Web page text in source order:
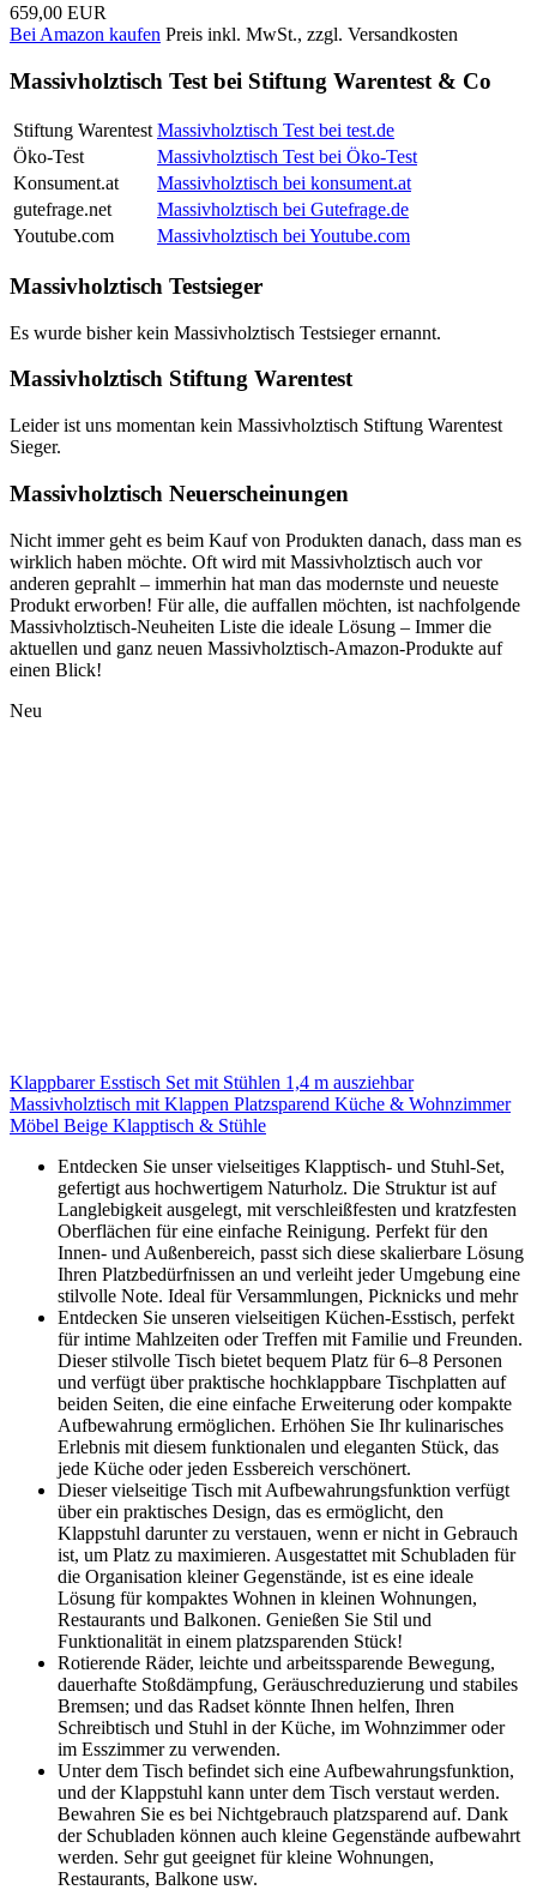
659,00 EUR
Bei Amazon kaufen Preis inkl. MwSt., zzgl. Versandkosten
Massivholztisch Test bei Stiftung Warentest & Co
Stiftung Warentest Massivholztisch Test bei test.de
Öko-Test
Massivholztisch Test bei Öko-Test
Konsument.at
Massivholztisch bei konsument.at
gutefrage.net
Massivholztisch bei Gutefrage.de
Youtube.com
Massivholztisch bei Youtube.com
Massivholztisch Testsieger
Es wurde bisher kein Massivholztisch Testsieger ernannt.
Massivholztisch Stiftung Warentest
Leider ist uns momentan kein Massivholztisch Stiftung Warentest
Sieger.
Massivholztisch Neuerscheinungen
Nicht immer geht es beim Kauf von Produkten danach, dass man es
wirklich haben möchte. Oft wird mit Massivholztisch auch vor
anderen geprahlt – immerhin hat man das modernste und neueste
Produkt erworben! Für alle, die auffallen möchten, ist nachfolgende
Massivholztisch-Neuheiten Liste die ideale Lösung – Immer die
aktuellen und ganz neuen Massivholztisch-Amazon-Produkte auf
einen Blick!
Neu
Klappbarer Esstisch Set mit Stühlen 1,4 m ausziehbar
Massivholztisch mit Klappen Platzsparend Küche & Wohnzimmer
Möbel Beige Klapptisch & Stühle
Entdecken Sie unser vielseitiges Klapptisch- und Stuhl-Set,
gefertigt aus hochwertigem Naturholz. Die Struktur ist auf
Langlebigkeit ausgelegt, mit verschleißfesten und kratzfesten
Oberflächen für eine einfache Reinigung. Perfekt für den
Innen- und Außenbereich, passt sich diese skalierbare Lösung
Ihren Platzbedürfnissen an und verleiht jeder Umgebung eine
stilvolle Note. Ideal für Versammlungen, Picknicks und mehr
Entdecken Sie unseren vielseitigen Küchen-Esstisch, perfekt
für intime Mahlzeiten oder Treffen mit Familie und Freunden.
Dieser stilvolle Tisch bietet bequem Platz für 6–8 Personen
und verfügt über praktische hochklappbare Tischplatten auf
beiden Seiten, die eine einfache Erweiterung oder kompakte
Aufbewahrung ermöglichen. Erhöhen Sie Ihr kulinarisches
Erlebnis mit diesem funktionalen und eleganten Stück, das
jede Küche oder jeden Essbereich verschönert.
Dieser vielseitige Tisch mit Aufbewahrungsfunktion verfügt
über ein praktisches Design, das es ermöglicht, den
Klappstuhl darunter zu verstauen, wenn er nicht in Gebrauch
ist, um Platz zu maximieren. Ausgestattet mit Schubladen für
die Organisation kleiner Gegenstände, ist es eine ideale
Lösung für kompaktes Wohnen in kleinen Wohnungen,
Restaurants und Balkonen. Genießen Sie Stil und
Funktionalität in einem platzsparenden Stück!
Rotierende Räder, leichte und arbeitssparende Bewegung,
dauerhafte Stoßdämpfung, Geräuschreduzierung und stabiles
Bremsen; und das Radset könnte Ihnen helfen, Ihren
Schreibtisch und Stuhl in der Küche, im Wohnzimmer oder
im Esszimmer zu verwenden.
Unter dem Tisch befindet sich eine Aufbewahrungsfunktion,
und der Klappstuhl kann unter dem Tisch verstaut werden.
Bewahren Sie es bei Nichtgebrauch platzsparend auf. Dank
der Schubladen können auch kleine Gegenstände aufbewahrt
werden. Sehr gut geeignet für kleine Wohnungen,
Restaurants, Balkone usw.